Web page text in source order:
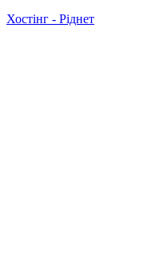
Хостінг - Ріднет